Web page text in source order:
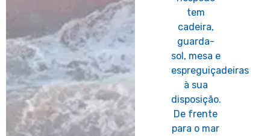
tem
cadeira,
guarda-
sol, mesa e
espreguiçadeiras
à sua
disposição.
De frente
para o mar